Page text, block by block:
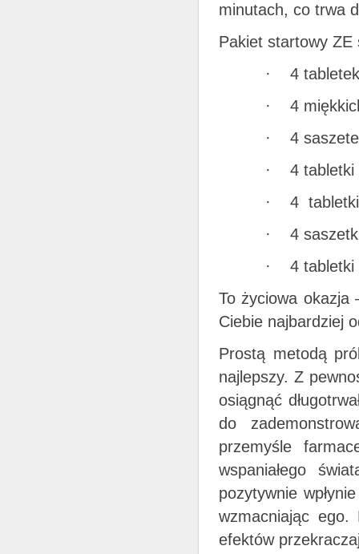
minutach, co trwa
Pakiet startowy ZE
· 4 tabletek
· 4
· 4
· 4 tabletki
· 4 tabletki
· 4 saszetki
· 4 tabletki
To życiowa
Ciebie najbardziej
Prostą metodą
najlepszy. Z
osiągnąć
do
przemyśle
wspaniałego
pozytywnie
wzmacniając
efektów